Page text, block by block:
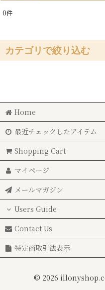
表示数
在庫あり
0件
カテゴリで絞り込む
Tsé & Tsé associées
Christian Tortu
DOMANI
HENRY DEAN
Brocante（ブロカント）
アイロニーマルシェ商品
ブリキ花器
Home
最近チェックしたアイテム
Shopping Cart
マイページ
メールマガジン
Users Guide
Contact Us
特定商取引法表示
© 2026